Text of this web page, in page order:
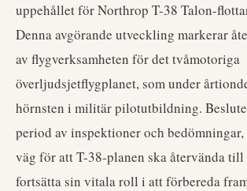
uppehållet för Northrop T-38 Talon-
Denna avgörande utveckling markerar
av flygverksamheten för det tvåmotoriga
överljudsjetflygplanet, som under
hörnsten i militär pilotutbildning.
period av inspektioner och
väg för att T-38-planen ska återvända till
fortsätta sin vitala roll i att förbereda